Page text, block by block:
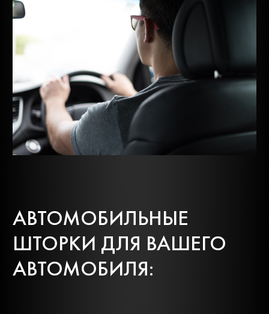
АВТОМОБИЛЬНЫЕ
ШТОРКИ ДЛЯ ВАШЕГО
АВТОМОБИЛЯ: